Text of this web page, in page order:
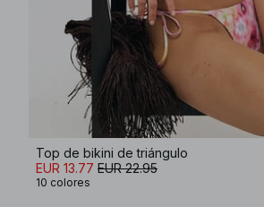
Top de bikini de triángulo
EUR 13.77 EUR 22.95
10 colores